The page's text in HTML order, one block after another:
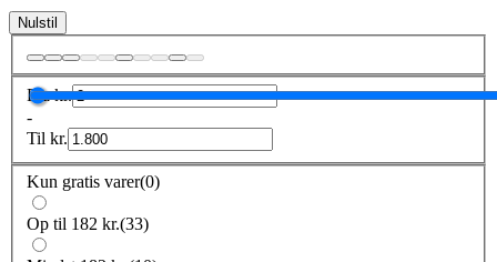
Nulstil
Frakr.
-
Til kr.
Kun gratis varer(0)
Op til 182 kr.(33)